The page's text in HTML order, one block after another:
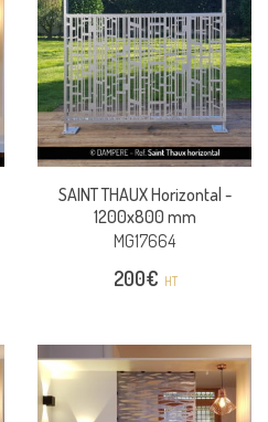
SAINT THAUX Horizontal -
1200x800 mm
MG17664
200€ HT